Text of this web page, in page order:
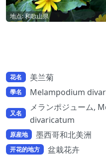
地点: 和歌山県
花名 美兰菊
學名 Melampodium
又名
メランポジューム,
divaricatum
原産地 墨西哥和北美洲
开花的地方 盆栽花卉